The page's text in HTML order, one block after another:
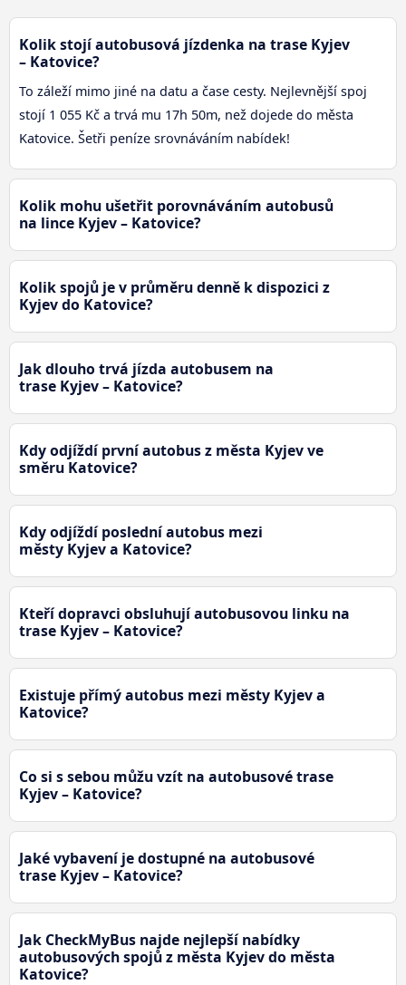
Kolik stojí autobusová jízdenka na trase Kyjev
– Katovice?
To záleží mimo jiné na datu a čase cesty. Nejlevnější spoj
stojí 1 055 Kč a trvá mu 17h 50m, než dojede do města
Katovice. Šetři peníze srovnáváním nabídek!
Kolik mohu ušetřit porovnáváním autobusů
na lince Kyjev – Katovice?
Kolik spojů je v průměru denně k dispozici z
Kyjev do Katovice?
Jak dlouho trvá jízda autobusem na
trase Kyjev – Katovice?
Kdy odjíždí první autobus z města Kyjev ve
směru Katovice?
Kdy odjíždí poslední autobus mezi
městy Kyjev a Katovice?
Kteří dopravci obsluhují autobusovou linku na
trase Kyjev – Katovice?
Existuje přímý autobus mezi městy Kyjev a
Katovice?
Co si s sebou můžu vzít na autobusové trase
Kyjev – Katovice?
Jaké vybavení je dostupné na autobusové
trase Kyjev – Katovice?
Jak CheckMyBus najde nejlepší nabídky
autobusových spojů z města Kyjev do města
Katovice?